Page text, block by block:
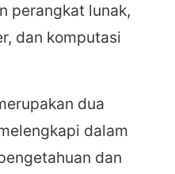
perangkat lunak,
dan komputasi
dua
dalam
dan